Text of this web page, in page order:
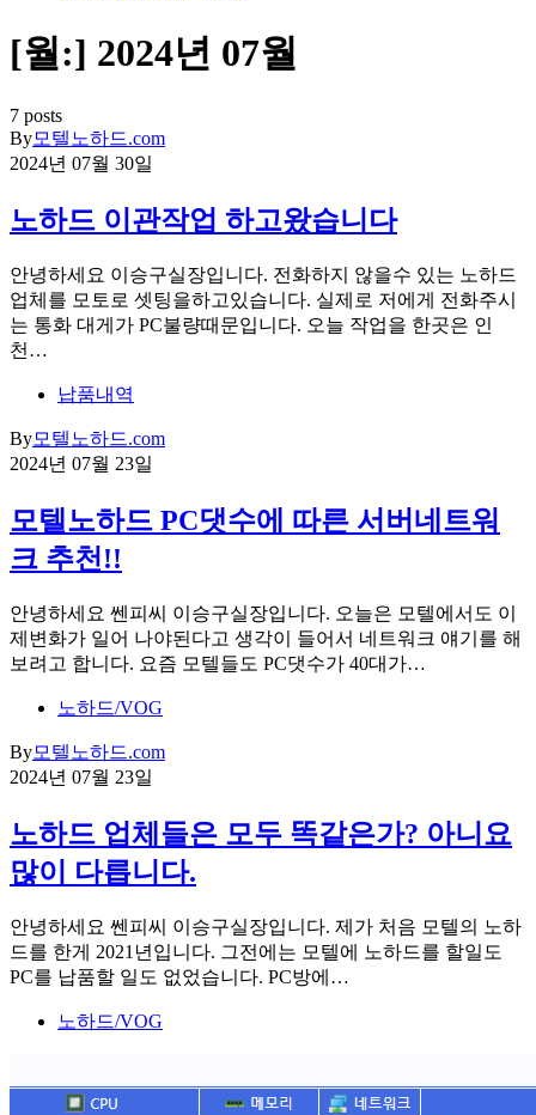
[월:] 2024년 07월
7 posts
By모텔노하드.com
2024년 07월 30일
노하드 이관작업 하고왔습니다
안녕하세요 이승구실장입니다. 전화하지 않을수 있는 노하드
업체를 모토로 셋팅을하고있습니다. 실제로 저에게 전화주시
는 통화 대게가 PC불량때문입니다. 오늘 작업을 한곳은 인
천…
납품내역
By모텔노하드.com
2024년 07월 23일
모텔노하드 PC댓수에 따른 서버네트워
크 추천!!
안녕하세요 쎈피씨 이승구실장입니다. 오늘은 모텔에서도 이
제변화가 일어 나야된다고 생각이 들어서 네트워크 얘기를 해
보려고 합니다. 요즘 모텔들도 PC댓수가 40대가…
노하드/VOG
By모텔노하드.com
2024년 07월 23일
노하드 업체들은 모두 똑같은가? 아니요
많이 다릅니다.
안녕하세요 쎈피씨 이승구실장입니다. 제가 처음 모텔의 노하
드를 한게 2021년입니다. 그전에는 모텔에 노하드를 할일도
PC를 납품할 일도 없었습니다. PC방에…
노하드/VOG